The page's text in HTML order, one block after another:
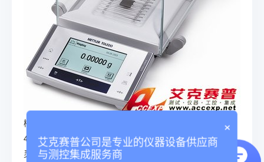
梅特勒-托利多 XS205 DualRange 分析天平灵敏度偏差
4x10-6·Rnt
灵敏度精度 4 x 10^-6 •Rnt
×
艾克赛普公司是专业的仪器设备供应商
与测控集成服务商